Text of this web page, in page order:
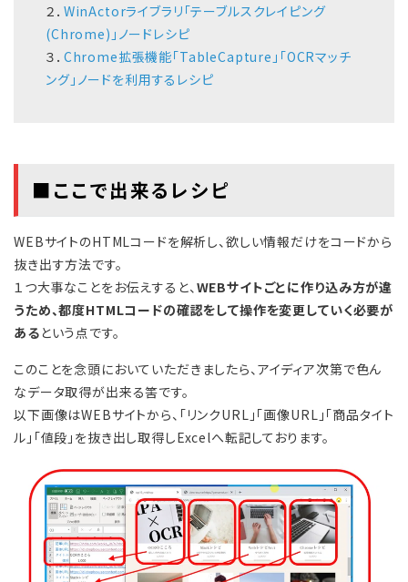
２． WinActorライブラリ「テーブルスクレイピング
(Chrome)」ノードレシピ
３． Chrome拡張機能「TableCapture」「OCRマッチ
ング」ノードを利用するレシピ
■ここで出来るレシピ
WEBサイトのHTMLコードを解析し、欲しい情報だけをコードから
抜き出す方法です。
１つ大事なことをお伝えすると、 WEBサイトごとに作り込み方が違
うため、都度HTMLコードの確認をして操作を変更していく必要が
あるという点です。
このことを念頭においていただきましたら、アイディア次第で色ん
なデータ取得が出来る筈です。
以下画像はWEBサイトから、「リンクURL」「画像URL」「商品タイト
ル」「値段」を抜き出し取得しExcelへ転記しております。